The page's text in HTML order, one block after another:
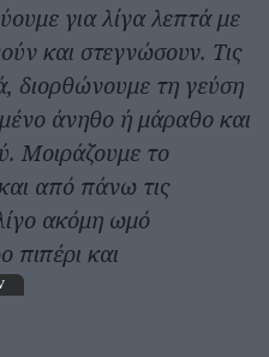
για λίγα λεπτά με
και στεγνώσουν. Τις
διορθώνουμε τη γεύση
άνηθο ή μάραθο και
Μοιράζουμε το
από πάνω τις
ακόμη ωμό
πιπέρι και